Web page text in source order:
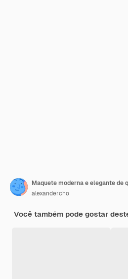
Maquete moderna e elegante de
alexandercho
Você também pode gostar